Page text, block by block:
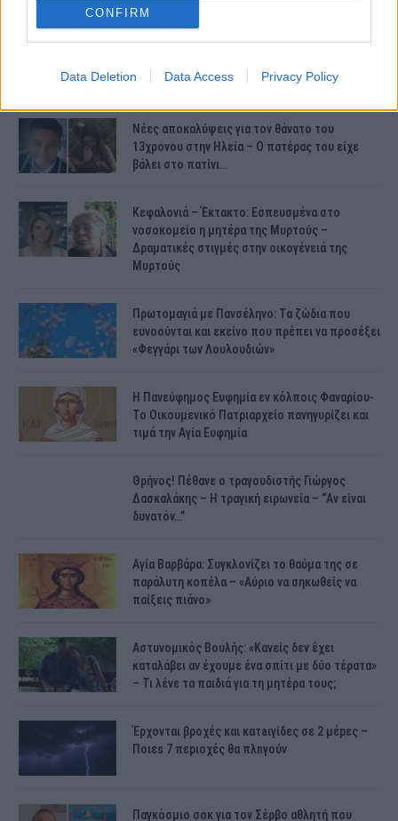
CONFIRM
Data Deletion Data Access Privacy Policy
Συντάξεις Ιουνίου 2026: Τι θα ισχύσει; Πότε θα
Νέες αποκαλύψεις για τον θάνατο του
13χρονου στην Ηλεία – Ο πατέρας του είχε
βάλει στο πατίνι…
Κεφαλονιά – Έκτακτο: Εσπευσμένα στο
νοσοκομείο η μητέρα της Μυρτούς –
Δραματικές στιγμές στην οικογένειά της
Μυρτούς
Πρωτομαγιά με Πανσέληνο: Τα ζώδια που
ευνοούνται και εκείνο που πρέπει να προσέξει
«Φεγγάρι των Λουλουδιών»
H Πανεύφημος Ευφημία εν κόλποις Φαναρίου-
Το Οικουμενικό Πατριαρχείο πανηγυρίζει και
τιμά την Αγία Ευφημία
Θρήνος! Πέθανε ο τραγουδιστής Γιώργος
Δασκαλάκης – Η τραγική ειρωνεία – “Αν είναι
δυνατόν…”
Αγία Βαρβάρα: Συγκλονίζει το θαύμα της σε
παράλυτη κοπέλα – «Αύριο να σηκωθείς να
παίξεις πιάνο»
Αστυνομικός Bουλής: «Κανείς δεν έχει
καταλάβει αν έχουμε ένα σπίτι με δύο τέρατα»
– Τι λένε τα παιδιά για τη μητέρα τους;
Έρχονται βροχές και κατaιγίδες σε 2 μέpες –
Ποιεs 7 πεpιοχές θα πλnγούν
Παγκόσμιο σοκ για τον Σέρβο αθλητή που